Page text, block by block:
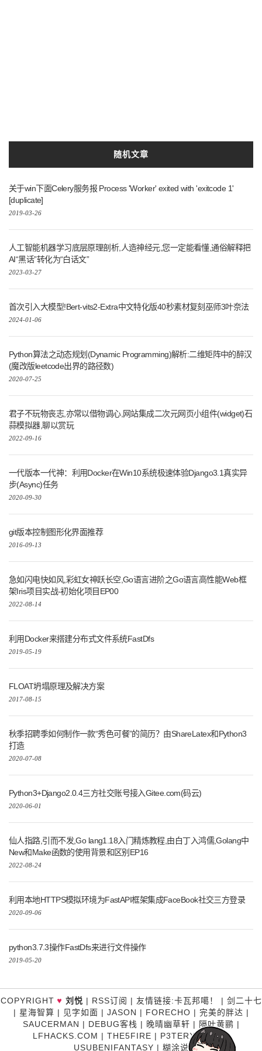
随机文章
关于win下面Celery服务报 Process 'Worker' exited with 'exitcode 1'
[duplicate]
2019-03-26
人工智能机器学习底层原理剖析,人造神经元,您一定能看懂,通俗解释把
AI“黑话”转化为“白话文”
2023-03-27
首次引入大模型!Bert-vits2-Extra中文特化版40秒素材复刻巫师3叶奈法
2024-01-06
Python算法之动态规划(Dynamic Programming)解析:二维矩阵中的醉汉
(魔改版leetcode出界的路径数)
2020-07-25
君子不玩物丧志,亦常以借物调心,网站集成二次元网页小组件(widget)石
蒜模拟器,聊以赏玩
2022-09-16
一代版本一代神：利用Docker在Win10系统极速体验Django3.1真实异
步(Async)任务
2020-09-30
git版本控制图形化界面推荐
2016-09-13
急如闪电快如风,彩虹女神跃长空,Go语言进阶之Go语言高性能Web框
架Iris项目实战-初始化项目EP00
2022-08-14
利用Docker来搭建分布式文件系统FastDfs
2019-05-19
FLOAT坍塌原理及解决方案
2017-08-15
秋季招聘季如何制作一款“秀色可餐”的简历？由ShareLatex和Python3
打造
2020-07-08
Python3+Django2.0.4三方社交账号接入Gitee.com(码云)
2020-06-01
仙人指路,引而不发,Go lang1.18入门精炼教程,由白丁入鸿儒,Golang中
New和Make函数的使用背景和区别EP16
2022-08-24
利用本地HTTPS模拟环境为FastAPI框架集成FaceBook社交三方登录
2020-09-06
python3.7.3操作FastDfs来进行文件操作
2019-05-20
COPYRIGHT ♥ 刘悦 | RSS订阅 | 友情链接:卡瓦邦噶！ | 剑二十七
| 星海智算 | 见字如面 | JASON | FORECHO | 完美的胖达 |
SAUCERMAN | DEBUG客栈 | 晚晴幽草轩 | 隔叶黄鹂 |
LFHACKS.COM | THE5FIRE | P3TERX ZONE |
USUBENIFANTASY | 糊涂说